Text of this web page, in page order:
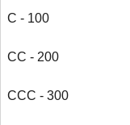
C - 100
CC - 200
CCC - 300